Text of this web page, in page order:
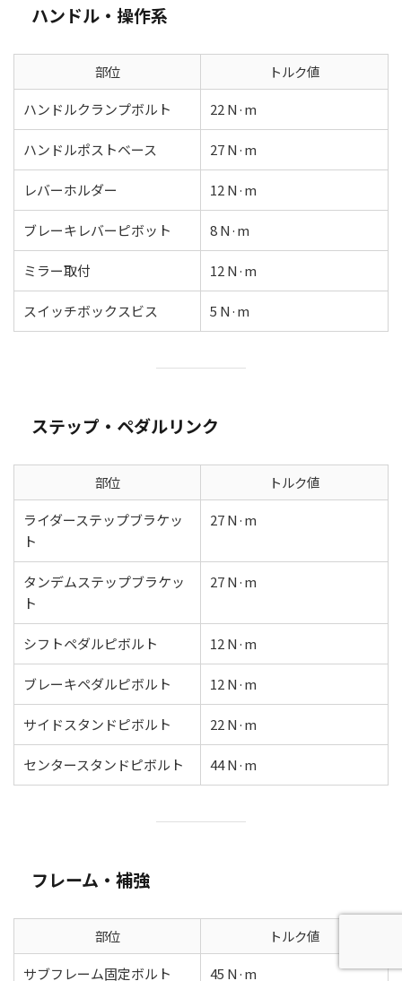
ハンドル・操作系
部位
トルク値
ハンドルクランプボルト
22 N·m
ハンドルポストベース 27 N·m
レバーホルダー 12 N·m
ブレーキレバーピボット 8 N·m
ミラー取付 12 N·m
スイッチボックスビス 5 N·m
ステップ・ペダルリンク
部位
トルク値
ライダーステップブラケッ
ト
27 N·m
タンデムステップブラケッ
ト
27 N·m
シフトペダルピボルト 12 N·m
ブレーキペダルピボルト 12 N·m
サイドスタンドピボルト 22 N·m
センタースタンドピボルト 44 N·m
フレーム・補強
部位
トルク値
サブフレーム固定ボルト
45 N·m